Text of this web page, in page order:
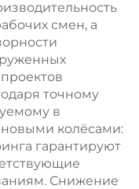
смен, а
точному
в
колёсами:
гарантируют
Снижение